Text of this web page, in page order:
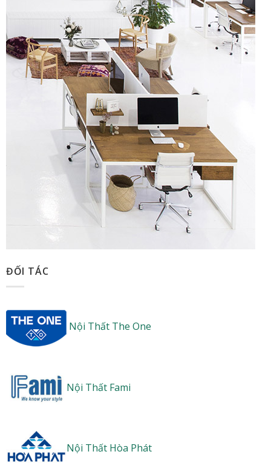
ĐỐI TÁC
Nội Thất The One
Nội Thất Fami
Nội Thất Hòa Phát